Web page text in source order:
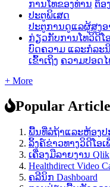
ການໂທຂອງທ່ານ ຕ້ອ
ປະຕູພິເສດ
ປະຕູການດູແລຜູ້ສູງອ
ກ່ຽວກັບການໂທວິດີໂອ
ບົດຄວາມ ແລະກໍລະ
ເຂົ້າເຖິງ ຄວາມປອດ
+ More
Popular
ພື້ນທີ່ລໍຖ້າແລະຫ້ອງ
ລິ້ງຄ໌ຂ່າວທາງວິດີໂອ
ເຄື່ອງມືລາຍງານ Qlik
Healthdirect Video
ຄລີນິກ Dashboard